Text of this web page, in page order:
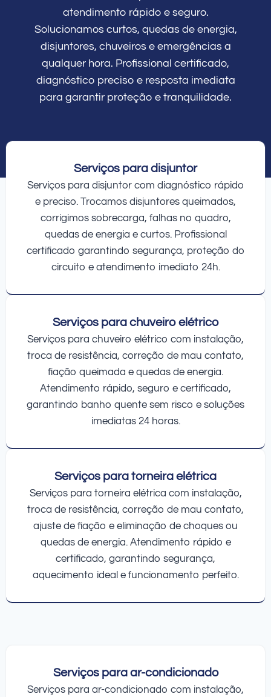
atendimento rápido e seguro.
Solucionamos curtos, quedas de energia,
disjuntores, chuveiros e emergências a
qualquer hora. Profissional certificado,
diagnóstico preciso e resposta imediata
para garantir proteção e tranquilidade.
Serviços para disjuntor
Serviços para disjuntor com diagnóstico rápido
e preciso. Trocamos disjuntores queimados,
corrigimos sobrecarga, falhas no quadro,
quedas de energia e curtos. Profissional
certificado garantindo segurança, proteção do
circuito e atendimento imediato 24h.
Serviços para chuveiro elétrico
Serviços para chuveiro elétrico com instalação,
troca de resistência, correção de mau contato,
fiação queimada e quedas de energia.
Atendimento rápido, seguro e certificado,
garantindo banho quente sem risco e soluções
imediatas 24 horas.
Serviços para torneira elétrica
Serviços para torneira elétrica com instalação,
troca de resistência, correção de mau contato,
ajuste de fiação e eliminação de choques ou
quedas de energia. Atendimento rápido e
certificado, garantindo segurança,
aquecimento ideal e funcionamento perfeito.
Serviços para ar-condicionado
Serviços para ar-condicionado com instalação,